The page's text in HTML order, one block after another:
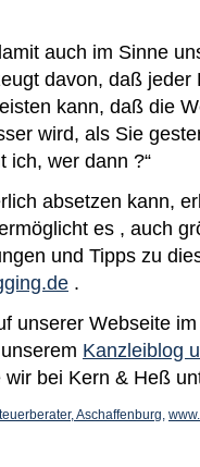
auch im Sinne
davon, daß jeder
kann, daß die
wird, als Sie
ich, wer dann ?“
absetzen kann,
es , auch
und Tipps zu
.
unserer Webseite
Kanzleiblog
bei Kern & Heß
Aschaffenburg,